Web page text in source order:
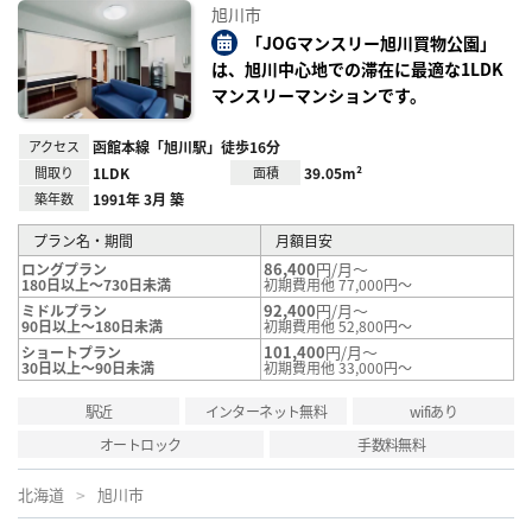
り登
録
旭川市
「JOGマンスリー旭川買物公園」
は、旭川中心地での滞在に最適な1LDK
マンスリーマンションです。
アクセス 函館本線「旭川駅」徒歩16分
間取り 1LDK 面積 39.05m²
築年数 1991年 3月 築
プラン名・期間
月額目安
ロングプラン
180日以上～730日未満
86,400円/月～
初期費用他 77,000円～
ミドルプラン
90日以上～180日未満
92,400円/月～
初期費用他 52,800円～
ショートプラン
30日以上～90日未満
101,400円/月～
初期費用他 33,000円～
駅近 インターネット無料
wifiあり
オートロック
手数料無料
北海道 旭川市